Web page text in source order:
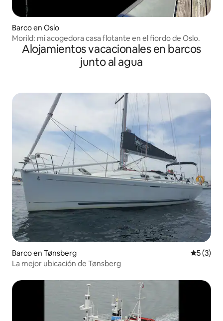
Barco en Oslo
Morild: mi acogedora casa flotante en el fiordo de Oslo.
Alojamientos vacacionales en barcos
junto al agua
Barco en Tønsberg
5 (3)
La mejor ubicación de Tønsberg